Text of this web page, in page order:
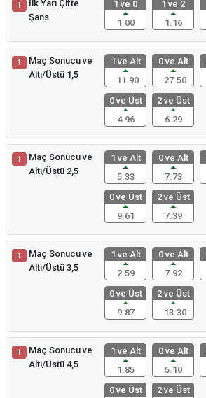
1
İlk Yarı Çifte
Şans
1 ve 0
1.00
1 ve 2
1.16
1
Maç Sonucu ve
Altı/Üstü 1,5
1 ve Alt
11.90
0 ve Alt
27.50
0 ve Üst
4.96
2 ve Üst
6.29
1
Maç Sonucu ve
Altı/Üstü 2,5
1 ve Alt
5.33
0 ve Alt
7.73
0 ve Üst
9.61
2 ve Üst
7.39
1
Maç Sonucu ve
Altı/Üstü 3,5
1 ve Alt
2.59
0 ve Alt
7.92
0 ve Üst
9.87
2 ve Üst
13.30
1
Maç Sonucu ve
Altı/Üstü 4,5
1 ve Alt
1.85
0 ve Alt
5.10
0 ve Üst
2 ve Üst